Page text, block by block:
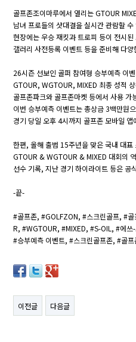
골프존조이마루에서 열리는 GTOUR
남녀 프로들의 샷대결을 실시간 관람할 수
현장에는 우승 재킷과 트로피 등이 전시된
갤러리 사전등록 이벤트 등을 준비해 다
26시즌 선보인 골퍼 참여형 승부예측 이
GTOUR, WGTOUR, MIXED 최종 성적
골프존파크와 골프존마켓 등에서 사용 가
이번 승부예측 이벤트는 총상금 3백만원
경기 당일 오후 4시까지 골프존 모바일
한편, 올해 출범 15주년을 맞은 국내 대표
GTOUR & WGTOUR & MIXED 대회의
선수 기록, 지난 경기 하이라이트 등은 공
-끝-
#골프존, #GOLFZON, #스크린골프, #
R, #WGTOUR, #MIXED, #S-OIL, #에쓰
#승부예측 이벤트, #스크린골프존, #골
이전글 다음글